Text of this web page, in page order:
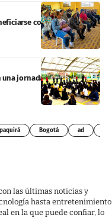
con formalización
jornada enfocada en la
Bogotá ad
las últimas noticias y
hasta entretenimiento
en la que puede confiar, lo